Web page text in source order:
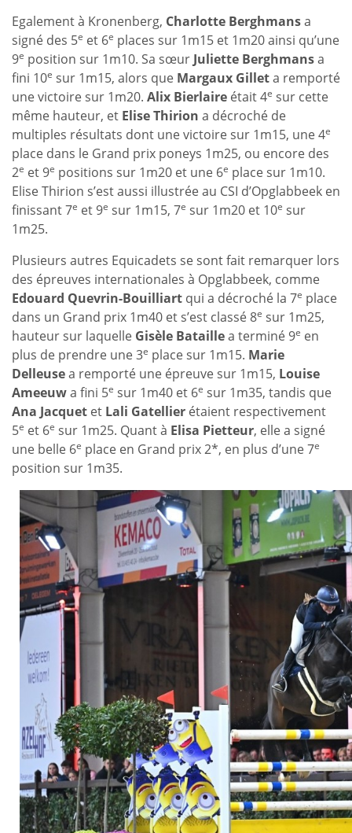
Egalement à Kronenberg, Charlotte Berghmansa
signé des 5e et 6e places sur 1m15 et 1m20 ainsi qu’une
9e position sur 1m10. Sa sœur Juliette Berghmansa
fini 10e sur 1m15, alors que Margaux Gilleta remporté
une victoire sur 1m20. Alix Bierlaire était 4e sur cette
même hauteur, et Elise Thirion a décroché de
multiples résultats dont une victoire sur 1m15, une 4e
place dans le Grand prix poneys 1m25, ou encore des
2e et 9e positions sur 1m20 et une 6e place sur 1m10.
Elise Thirion s’est aussi illustrée au CSI d’Opglabbeek en
finissant 7e et 9e sur 1m15, 7e sur 1m20 et 10e sur
1m25.
Plusieurs autres Equicadets se sont fait remarquer lors
des épreuves internationales à Opglabbeek, comme
Edouard Quevrin-Bouilliart qui a décroché la 7e place
dans un Grand prix 1m40 et s’est classé 8e sur 1m25,
hauteur sur laquelle Gisèle Bataillea terminé 9e en
plus de prendre une 3e place sur 1m15. Marie
Delleusea remporté une épreuve sur 1m15, Louise
Ameeuwa fini 5e sur 1m40 et 6e sur 1m35, tandis que
Ana Jacquet et Lali Gatellier étaient respectivement
5e et 6e sur 1m25. Quant à Elisa Pietteur, elle a signé
une belle 6e place en Grand prix 2*, en plus d’une 7e
position sur 1m35.